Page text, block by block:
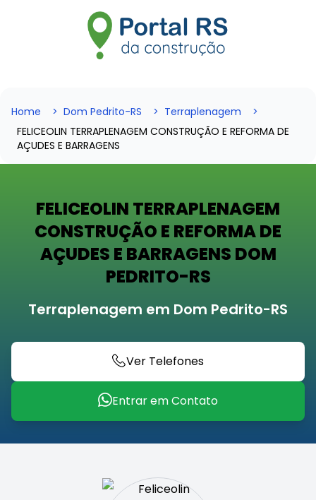
Home Dom Pedrito-RS
Terraplenagem
FELICEOLIN TERRAPLENAGEM CONSTRUÇÃO E REFORMA DE
AÇUDES E BARRAGENS
FELICEOLIN TERRAPLENAGEM
CONSTRUÇÃO E REFORMA DE
AÇUDES E BARRAGENS DOM
PEDRITO-RS
Terraplenagem em Dom Pedrito-RS
Ver Telefones
Entrar em Contato